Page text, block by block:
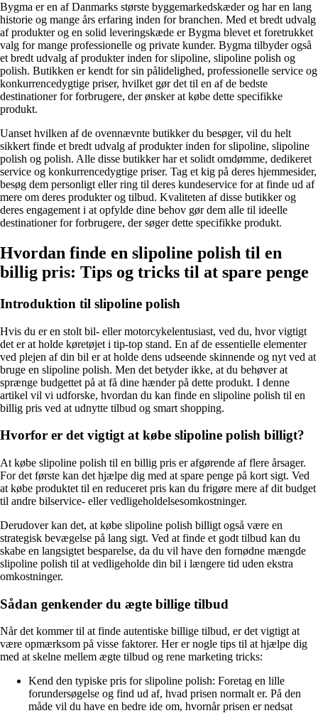
Bygma er en af ​​Danmarks største byggemarkedskæder og har en lang
historie og mange års erfaring inden for branchen. Med et bredt udvalg
af produkter og en solid leveringskæde er Bygma blevet et foretrukket
valg for mange professionelle og private kunder. Bygma tilbyder også
et bredt udvalg af produkter inden for slipoline, slipoline polish og
polish. Butikken er kendt for sin pålidelighed, professionelle service og
konkurrencedygtige priser, hvilket gør det til en af de bedste
destinationer for forbrugere, der ønsker at købe dette specifikke
produkt.
Uanset hvilken af de ovennævnte butikker du besøger, vil du helt
sikkert finde et bredt udvalg af produkter inden for slipoline, slipoline
polish og polish. Alle disse butikker har et solidt omdømme, dedikeret
service og konkurrencedygtige priser. Tag et kig på deres hjemmesider,
besøg dem personligt eller ring til deres kundeservice for at finde ud af
mere om deres produkter og tilbud. Kvaliteten af disse butikker og
deres engagement i at opfylde dine behov gør dem alle til ideelle
destinationer for forbrugere, der søger dette specifikke produkt.
Hvordan finde en slipoline polish til en
billig pris: Tips og tricks til at spare penge
Introduktion til slipoline polish
Hvis du er en stolt bil- eller motorcykelentusiast, ved du, hvor vigtigt
det er at holde køretøjet i tip-top stand. En af de essentielle elementer
ved plejen af din bil er at holde dens udseende skinnende og nyt ved at
bruge en slipoline polish. Men det betyder ikke, at du behøver at
sprænge budgettet på at få dine hænder på dette produkt. I denne
artikel vil vi udforske, hvordan du kan finde en slipoline polish til en
billig pris ved at udnytte tilbud og smart shopping.
Hvorfor er det vigtigt at købe slipoline polish billigt?
At købe slipoline polish til en billig pris er afgørende af flere årsager.
For det første kan det hjælpe dig med at spare penge på kort sigt. Ved
at købe produktet til en reduceret pris kan du frigøre mere af dit budget
til andre bilservice- eller vedligeholdelsesomkostninger.
Derudover kan det, at købe slipoline polish billigt også være en
strategisk bevægelse på lang sigt. Ved at finde et godt tilbud kan du
skabe en langsigtet besparelse, da du vil have den fornødne mængde
slipoline polish til at vedligeholde din bil i længere tid uden ekstra
omkostninger.
Sådan genkender du ægte billige tilbud
Når det kommer til at finde autentiske billige tilbud, er det vigtigt at
være opmærksom på visse faktorer. Her er nogle tips til at hjælpe dig
med at skelne mellem ægte tilbud og rene marketing tricks:
Kend den typiske pris for slipoline polish: Foretag en lille
forundersøgelse og find ud af, hvad prisen normalt er. På den
måde vil du have en bedre ide om, hvornår prisen er nedsat